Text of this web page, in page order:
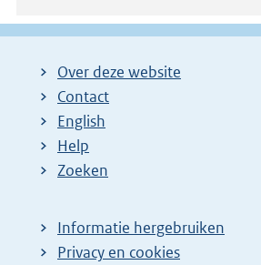
Over deze website
Contact
English
Help
Zoeken
Informatie hergebruiken
Privacy en cookies